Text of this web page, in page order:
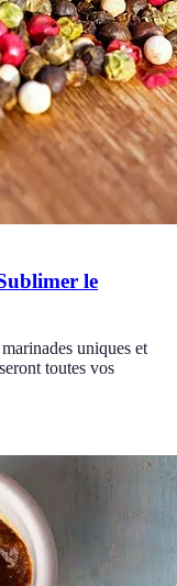
le
uniques et
toutes vos